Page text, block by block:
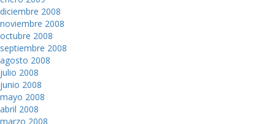
diciembre 2008
noviembre 2008
octubre 2008
septiembre 2008
agosto 2008
julio 2008
junio 2008
mayo 2008
abril 2008
marzo 2008